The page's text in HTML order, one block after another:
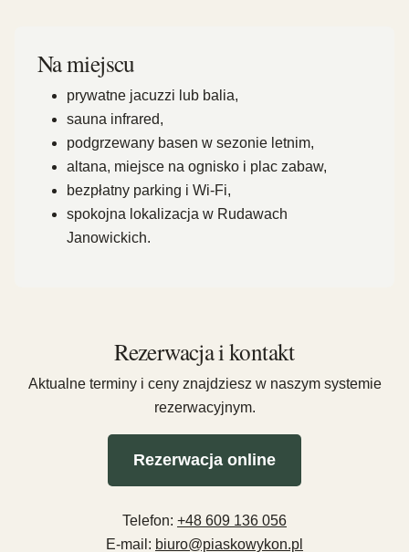
Na miejscu
prywatne jacuzzi lub balia,
sauna infrared,
podgrzewany basen w sezonie letnim,
altana, miejsce na ognisko i plac zabaw,
bezpłatny parking i Wi-Fi,
spokojna lokalizacja w Rudawach
Janowickich.
Rezerwacja i kontakt
Aktualne terminy i ceny znajdziesz w naszym systemie
rezerwacyjnym.
Rezerwacja online
Telefon: +48 609 136 056
E-mail: biuro@piaskowykon.pl